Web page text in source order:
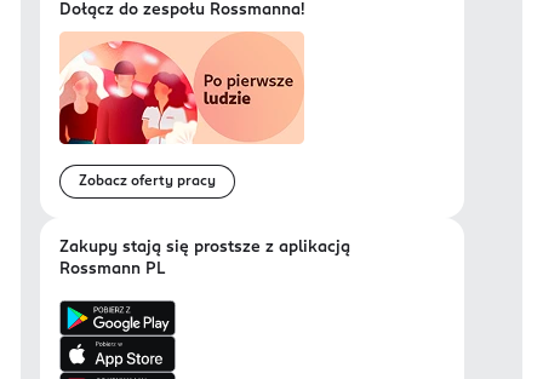
Dołącz do zespołu Rossmanna!
Zobacz oferty pracy
Zakupy stają się prostsze z aplikacją
Rossmann PL